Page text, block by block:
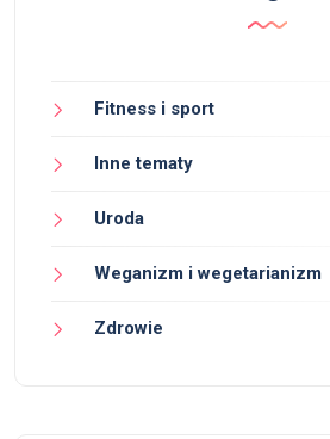
Fitness i sport
Inne tematy
Uroda
Weganizm i wegetarianizm
Zdrowie